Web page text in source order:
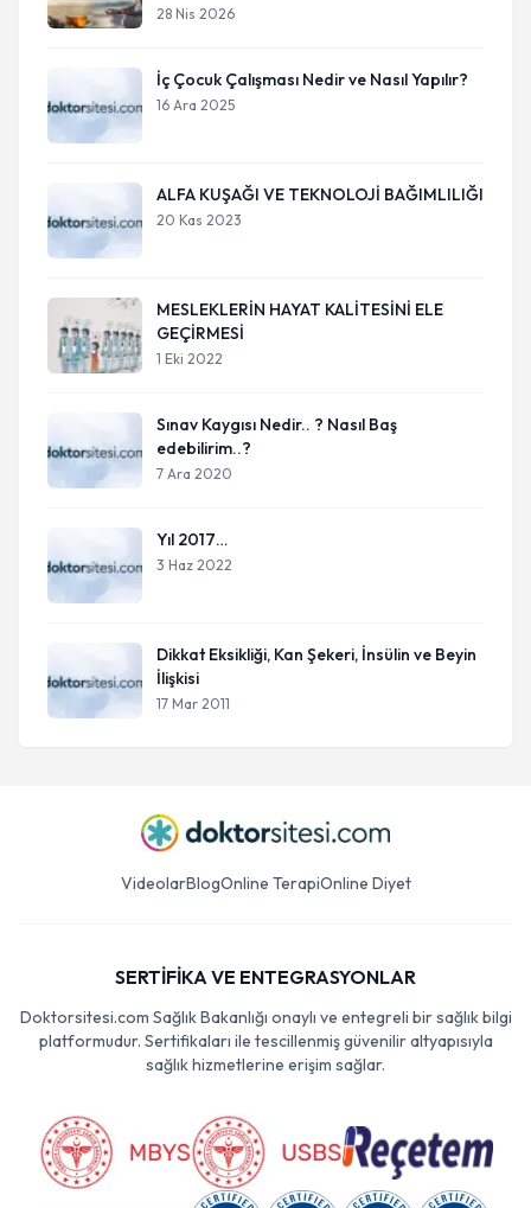
28 Nis 2026
İç Çocuk Çalışması Nedir ve Nasıl Yapılır?
16 Ara 2025
ALFA KUŞAĞI VE TEKNOLOJİ BAĞIMLILIĞI
20 Kas 2023
MESLEKLERİN HAYAT KALİTESİNİ ELE
GEÇİRMESİ
1 Eki 2022
Sınav Kaygısı Nedir.. ? Nasıl Baş
edebilirim..?
7 Ara 2020
Yıl 2017…
3 Haz 2022
Dikkat Eksikliği, Kan Şekeri, İnsülin ve Beyin
İlişkisi
17 Mar 2011
VideolarBlogOnline TerapiOnline Diyet
SERTİFİKA VE ENTEGRASYONLAR
Doktorsitesi.com Sağlık Bakanlığı onaylı ve entegreli bir sağlık bilgi
platformudur. Sertifikaları ile tescillenmiş güvenilir altyapısıyla
sağlık hizmetlerine erişim sağlar.